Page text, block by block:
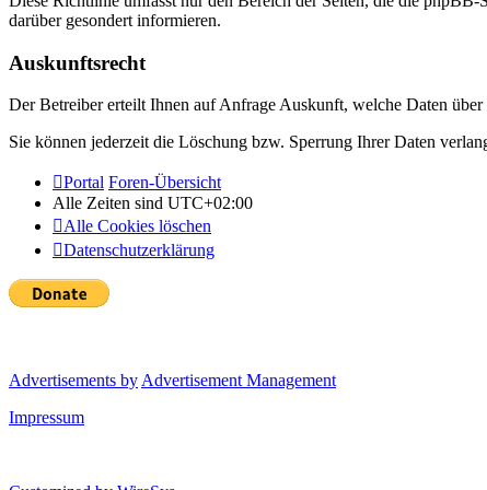
darüber gesondert informieren.
Auskunftsrecht
Der Betreiber erteilt Ihnen auf Anfrage Auskunft, welche Daten über
Sie können jederzeit die Löschung bzw. Sperrung Ihrer Daten
Portal Foren-Übersicht
Alle Zeiten sind UTC+02:00
Alle Cookies löschen
Datenschutzerklärung
Advertisements byAdvertisement Management
Impressum